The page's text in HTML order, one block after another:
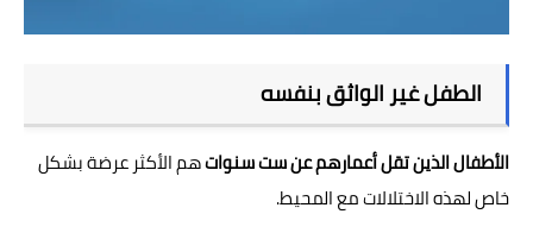
الطفل غير الواثق بنفسه
الأطفال الذين تقل أعمارهم عن ست سنواتهم الأكثر عرضة بشكل
خاص لهذه الاختلالات مع المحيط.